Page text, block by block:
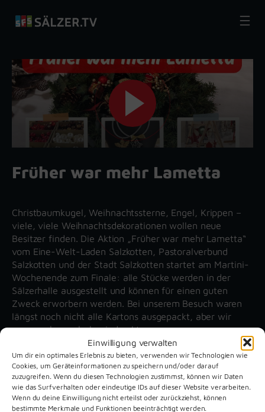
Einwilligung verwalten
Um dir ein optimales Erlebnis zu bieten, verwenden wir Technologien wie
Cookies, um Geräteinformationen zu speichern und/oder darauf
zuzugreifen. Wenn du diesen Technologien zustimmst, können wir Daten
wie das Surfverhalten oder eindeutige IDs auf dieser Website verarbeiten.
Wenn du deine Einwilligung nicht erteilst oder zurückziehst, können
bestimmte Merkmale und Funktionen beeinträchtigt werden.
Inhalt
springen
Früher war mehr Lametta
Christbaumkugel, Weihnachtssterne, Engel, Krippen –
viele, viele Weihnachtsdekorationen wollen neue
Besitzer finden. Die Aktion „Früher war mehr Lametta“
vom Eine-Welt-Laden Salzkotten, Pastoralverbund
Salzkotten und der Stadt Salzkotten startet am Martini-
Wochenende zum Finale: alle Stücke werden in der
Sälzerhalle ausgestellt und können für einen guten
Zweck erworbern werden. Bei unserem Besuch waren
längst noch nicht alle Kartons ausgepackt, aber wir
waren schon sehr beeindruckt.
Unsere aktuellen Reportagen
Schützenfest
Dreckburg